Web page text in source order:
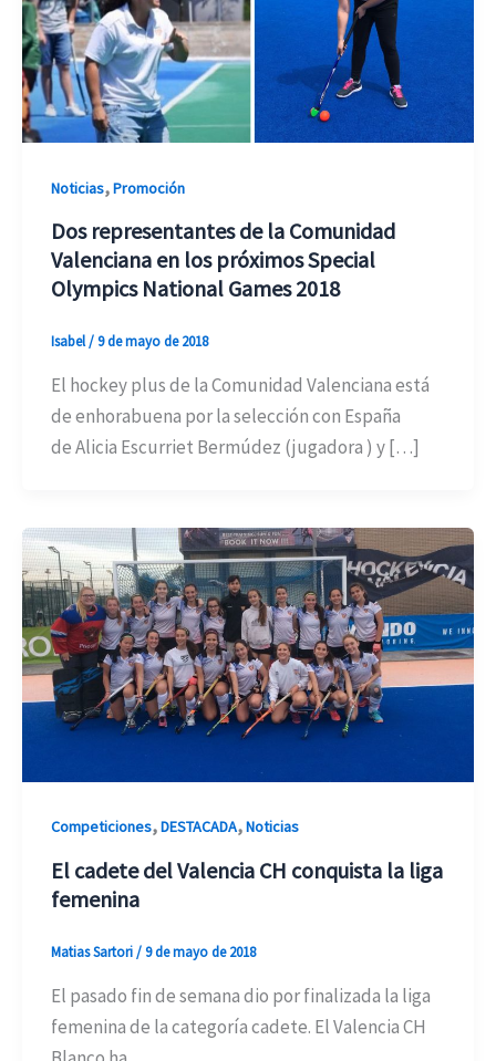
Noticias,Promoción
Dos representantes de la Comunidad
Valenciana en los próximos Special
Olympics National Games 2018
Isabel/9 de mayo de 2018
El hockey plus de la Comunidad Valenciana está
de enhorabuena por la selección con España
de Alicia Escurriet Bermúdez (jugadora ) y […]
Competiciones,DESTACADA,Noticias
El cadete del Valencia CH conquista la liga
femenina
Matias Sartori/9 de mayo de 2018
El pasado fin de semana dio por finalizada la liga
femenina de la categoría cadete. El Valencia CH